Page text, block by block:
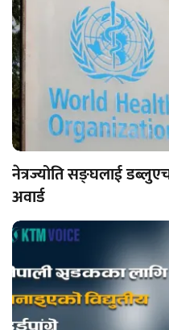
नेत्रज्योति सङ्घलाई
अवार्ड